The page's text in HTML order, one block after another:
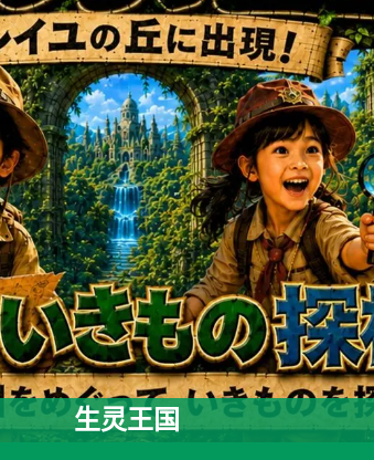
生灵王国